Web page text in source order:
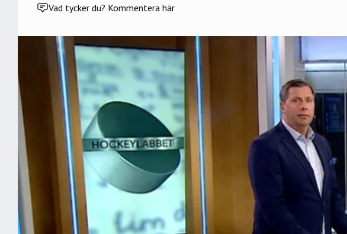
Vad tycker du? Kommentera här